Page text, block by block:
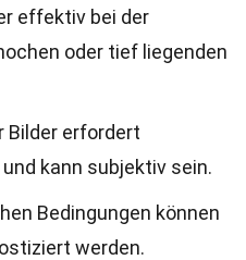
effektiv bei der
oder tief liegenden
Bilder erfordert
kann subjektiv sein.
Bedingungen können
werden.